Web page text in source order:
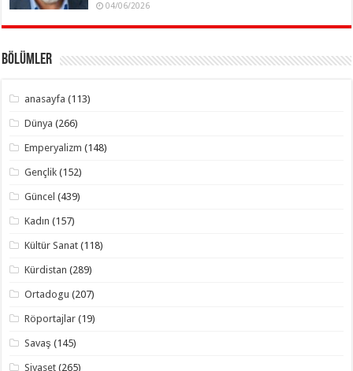
04/06/2026
Bölümler
anasayfa (113)
Dünya (266)
Emperyalizm (148)
Gençlik (152)
Güncel (439)
Kadın (157)
Kültür Sanat (118)
Kürdistan (289)
Ortadogu (207)
Röportajlar (19)
Savaş (145)
Siyaset (265)